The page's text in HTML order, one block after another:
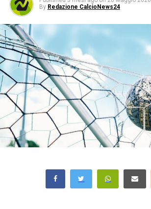
By Redazione CalcioNews24